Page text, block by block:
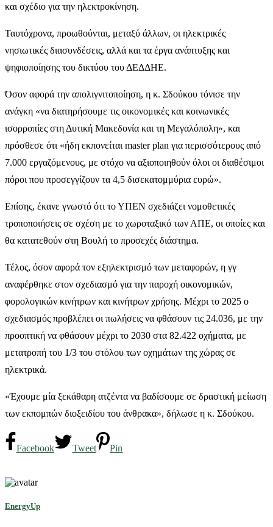
και σχέδιο για την ηλεκτροκίνηση.
Ταυτόχρονα, προωθούνται, μεταξύ άλλων, οι ηλεκτρικές
νησιωτικές διασυνδέσεις, αλλά και τα έργα ανάπτυξης και
ψηφιοποίησης του δικτύου του ΔΕΔΔΗΕ.
Όσον αφορά την απολιγνιτοποίηση, η κ. Σδούκου τόνισε την
ανάγκη «να διατηρήσουμε τις οικονομικές και κοινωνικές
ισορροπίες στη Δυτική Μακεδονία και τη Μεγαλόπολη», και
πρόσθεσε ότι «ήδη εκπονείται master plan για περισσότερους από
7.000 εργαζόμενους, με στόχο να αξιοποιηθούν όλοι οι διαθέσιμοι
πόροι που προσεγγίζουν τα 4,5 δισεκατομμύρια ευρώ».
Επίσης, έκανε γνωστό ότι το ΥΠΕΝ σχεδιάζει νομοθετικές
τροποποιήσεις σε σχέση με το χωροταξικό των ΑΠΕ, οι οποίες και
θα κατατεθούν στη Βουλή το προσεχές διάστημα.
Τέλος, όσον αφορά τον εξηλεκτρισμό των μεταφορών, η γγ
αναφέρθηκε στον σχεδιασμό για την παροχή οικονομικών,
φορολογικών κινήτρων και κινήτρων χρήσης. Μέχρι το 2025 ο
σχεδιασμός προβλέπει οι πωλήσεις να φθάσουν τις 24.036, με την
προοπτική να φθάσουν μέχρι το 2030 στα 82.422 οχήματα, με
μετατροπή του 1/3 του στόλου των οχημάτων της χώρας σε
ηλεκτρικά.
«Έχουμε μία ξεκάθαρη ατζέντα να βαδίσουμε σε δραστική μείωση
των εκπομπών διοξειδίου του άνθρακα», δήλωσε η κ. Σδούκου.
Facebook Tweet Pin
EnergyUp